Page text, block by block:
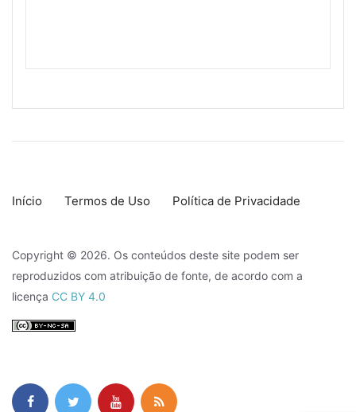
Início Termos de Uso Política de Privacidade
Copyright © 2026. Os conteúdos deste site podem ser
reproduzidos com atribuição de fonte, de acordo com a
licença CC BY 4.0